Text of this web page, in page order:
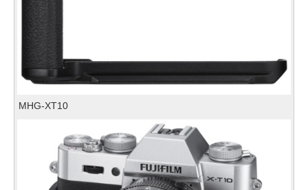
MHG-XT10